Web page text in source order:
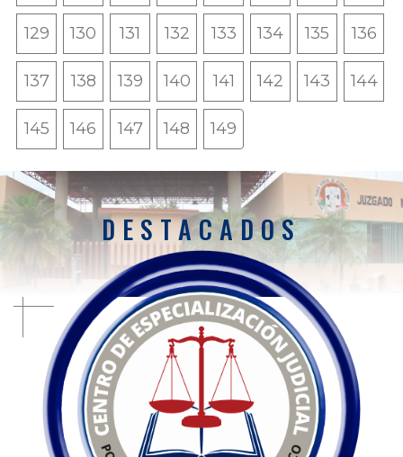
129 130 131 132 133 134 135 136
137 138 139 140 141 142 143 144
145 146 147 148 149
DESTACADOS